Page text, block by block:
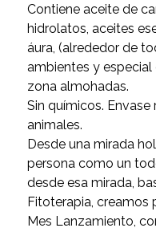
Contiene aceite de
hidrolatos, aceites
áura, (alrededor de
ambientes y especial
zona almohadas.
Sin químicos.
animales.
Desde una mirada
persona como un
desde esa mirada,
Fitoterapia, creamos
Mes Lanzamiento,